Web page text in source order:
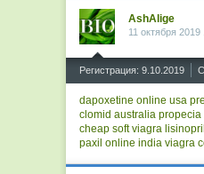
AshAlige
11 октября 2019
Регистрация: 9.10.2019
dapoxetine online usa
clomid australia propecia
cheap soft viagra
paxil online india viagra